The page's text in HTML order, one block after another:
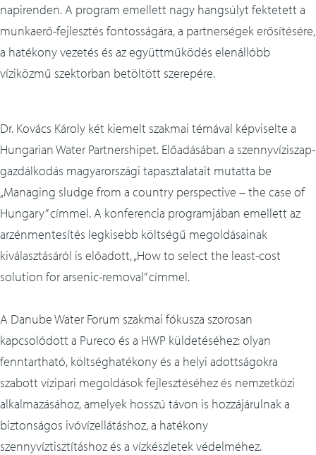
napirenden. A program emellett nagy hangsúlyt fektetett a
munkaerő-fejlesztés fontosságára, a partnerségek erősítésére,
a hatékony vezetés és az együttműködés elenállóbb
víziközmű szektorban betöltött szerepére.
Dr. Kovács Károly két kiemelt szakmai témával képviselte a
Hungarian Water Partnershipet. Előadásában a szennyvíziszap-
gazdálkodás magyarországi tapasztalatait mutatta be
„Managing sludge from a country perspective – the case of
Hungary” címmel. A konferencia programjában emellett az
arzénmentesítés legkisebb költségű megoldásainak
kiválasztásáról is előadott, „How to select the least-cost
solution for arsenic-removal” címmel.
A Danube Water Forum szakmai fókusza szorosan
kapcsolódott a Pureco és a HWP küldetéséhez: olyan
fenntartható, költséghatékony és a helyi adottságokra
szabott vízipari megoldások fejlesztéséhez és nemzetközi
alkalmazásához, amelyek hosszú távon is hozzájárulnak a
biztonságos ivóvízellátáshoz, a hatékony
szennyvíztisztításhoz és a vízkészletek védelméhez.